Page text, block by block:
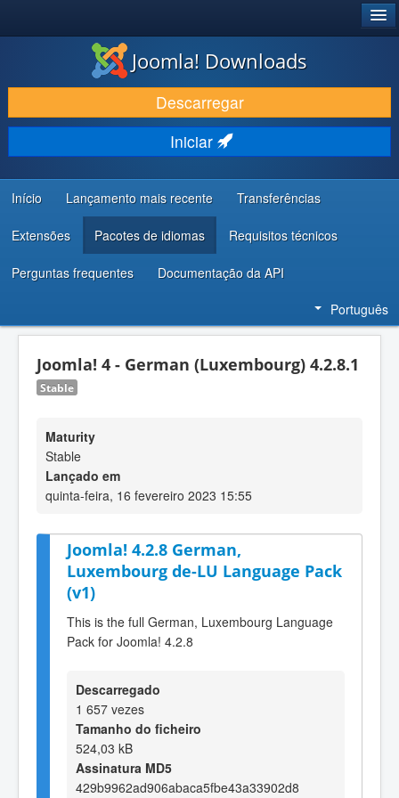
DESCARREGAR E EVOLUIR
DESCOBRIR E APRENDER
COMUNIDADE E SUPORTE
RECURSOS PARA PROGRAMADORES
Joomla! Downloads
Descarregar
Iniciar
Início Lançamento mais recente Transferências
Extensões Pacotes de idiomas Requisitos técnicos
Perguntas frequentes Documentação da API
Português
Joomla! 4 - German (Luxembourg) 4.2.8.1
Stable
Maturity
Stable
Lançado em
quinta-feira, 16 fevereiro 2023 15:55
Joomla! 4.2.8 German,
Luxembourg de-LU Language Pack
(v1)
This is the full German, Luxembourg Language
Pack for Joomla! 4.2.8
Descarregado
1 657 vezes
Tamanho do ficheiro
524,03 kB
Assinatura MD5
429b9962ad906abaca5fbe43a33902d8